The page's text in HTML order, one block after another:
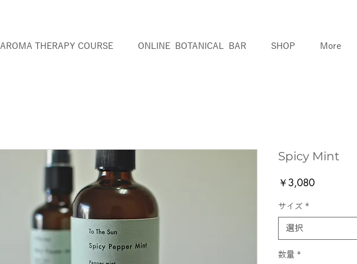
AROMA THERAPY COURSE ONLINE BOTANICAL BAR SHOP More
Spicy Mint
￥3,080価
サイズ *
選択
数量 *